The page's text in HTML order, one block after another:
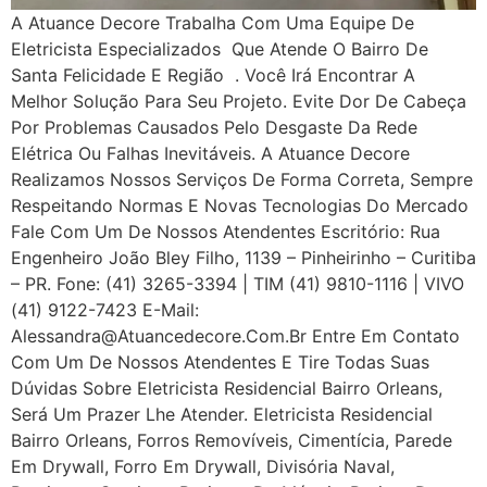
A Atuance Decore Trabalha Com Uma Equipe De
Eletricista Especializados Que Atende O Bairro De
Santa Felicidade E Região . Você Irá Encontrar A
Melhor Solução Para Seu Projeto. Evite Dor De Cabeça
Por Problemas Causados Pelo Desgaste Da Rede
Elétrica Ou Falhas Inevitáveis. A Atuance Decore
Realizamos Nossos Serviços De Forma Correta, Sempre
Respeitando Normas E Novas Tecnologias Do Mercado
Fale Com Um De Nossos Atendentes Escritório: Rua
Engenheiro João Bley Filho, 1139 – Pinheirinho – Curitiba
– PR. Fone: (41) 3265-3394 | TIM (41) 9810-1116 | VIVO
(41) 9122-7423 E-Mail:
Alessandra@atuancedecore.com.br Entre Em Contato
Com Um De Nossos Atendentes E Tire Todas Suas
Dúvidas Sobre Eletricista Residencial Bairro Orleans,
Será Um Prazer Lhe Atender. Eletricista Residencial
Bairro Orleans, Forros Removíveis, Cimentícia, Parede
Em Drywall, Forro Em Drywall, Divisória Naval,